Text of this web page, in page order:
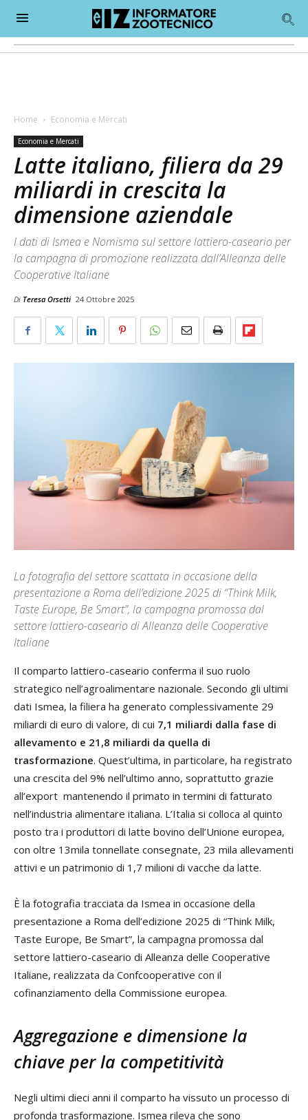
Home Economia e Mercati
Economia e Mercati
Latte italiano, filiera da 29
miliardi in crescita la
dimensione aziendale
I dati di Ismea e Nomisma sul settore lattiero-caseario per
la campagna di promozione realizzata dall’Alleanza delle
Cooperative Italiane
Di Teresa Orsetti 24 Ottobre 2025
La fotografia del settore scattata in occasione della
presentazione a Roma dell’edizione 2025 di “Think Milk,
Taste Europe, Be Smart”, la campagna promossa dal
settore lattiero-caseario di Alleanza delle Cooperative
Italiane
Il comparto lattiero-caseario conferma il suo ruolo
strategico nell’agroalimentare nazionale. Secondo gli ultimi
dati Ismea, la filiera ha generato complessivamente 29
miliardi di euro di valore, di cui 7,1 miliardi dalla fase di
allevamento e 21,8 miliardi da quella di
trasformazione. Quest’ultima, in particolare, ha registrato
una crescita del 9% nell’ultimo anno, soprattutto grazie
all’export mantenendo il primato in termini di fatturato
nell’industria alimentare italiana. L’Italia si colloca al quinto
posto tra i produttori di latte bovino dell’Unione europea,
con oltre 13mila tonnellate consegnate, 23 mila allevamenti
attivi e un patrimonio di 1,7 milioni di vacche da latte.
È la fotografia tracciata da Ismea in occasione della
presentazione a Roma dell’edizione 2025 di “Think Milk,
Taste Europe, Be Smart”, la campagna promossa dal
settore lattiero-caseario di Alleanza delle Cooperative
Italiane, realizzata da Confcooperative con il
cofinanziamento della Commissione europea.
Aggregazione e dimensione la
chiave per la competitività
Negli ultimi dieci anni il comparto ha vissuto un processo di
profonda trasformazione. Ismea rileva che sono